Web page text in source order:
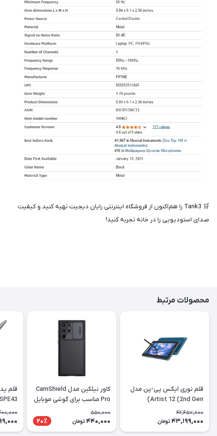
🛒 Tank3 را هم‌اکنون از فروشگاه اینترنتی رایان دیجیت تهیه کنید و کیفیت
صدای استودیویی را در خانه تجربه کنید!
محصولات مرتبط
قلم نوری ایکس پی-پن مدل
Artist 12 (2nd Gen)
42,457,800
43,199,000 تومان
کاور نیلکین مدل CamShield
Pro مناسب برای گوشی موبایل
سامسونگ Galaxy S22 Ultra
550,000
440,000 تومان 20٪